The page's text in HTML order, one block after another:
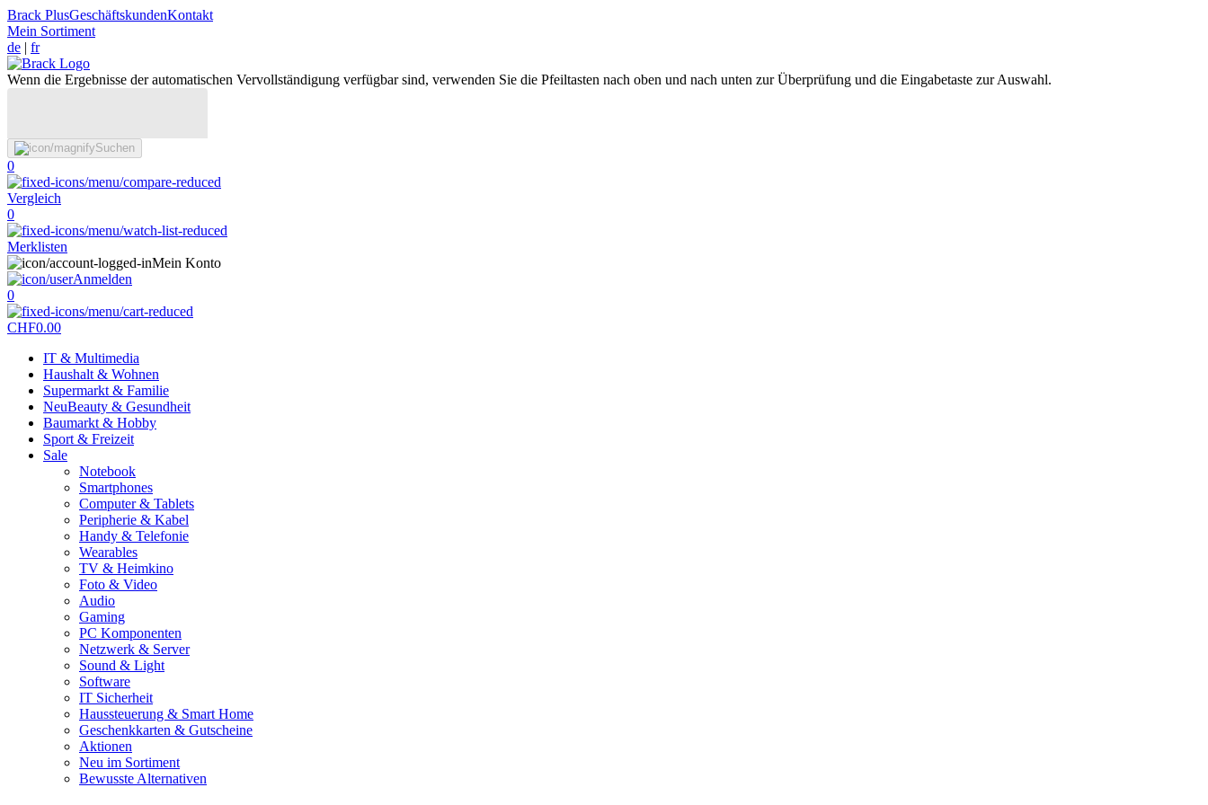
Brack PlusGeschäftskundenKontakt
Mein Sortiment
de | fr
Wenn die Ergebnisse der automatischen Vervollständigung verfügbar sind, verwenden Sie die Pfeiltasten nach oben und nach unten zur Überprüfung und die Eingabetaste zur Auswahl.
Suchen
0
Vergleich
0
Merklisten
Mein Konto
Anmelden
0
CHF0.00
IT & Multimedia
Haushalt & Wohnen
Supermarkt & Familie
NeuBeauty & Gesundheit
Baumarkt & Hobby
Sport & Freizeit
Sale
Notebook
Smartphones
Computer & Tablets
Peripherie & Kabel
Handy & Telefonie
Wearables
TV & Heimkino
Foto & Video
Audio
Gaming
PC Komponenten
Netzwerk & Server
Sound & Light
Software
IT Sicherheit
Haussteuerung & Smart Home
Geschenkkarten & Gutscheine
Aktionen
Neu im Sortiment
Bewusste Alternativen